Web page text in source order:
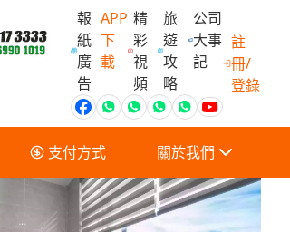
報
紙
廣
告
APP
下
載
精
彩
視
頻
旅
遊
攻
略
公司
大事
記
會員獨家
註
冊/
登錄
支付方式 關於我們
關於我們